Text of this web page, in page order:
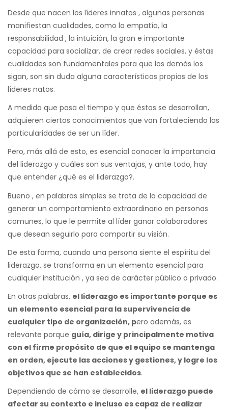
Desde que nacen los líderes innatos , algunas personas
manifiestan cualidades, como la empatía, la
responsabilidad , la intuición, la gran e importante
capacidad para socializar, de crear redes sociales, y éstas
cualidades son fundamentales para que los demás los
sigan, son sin duda alguna características propias de los
líderes natos.
A medida que pasa el tiempo y que éstos se desarrollan,
adquieren ciertos conocimientos que van fortaleciendo las
particularidades de ser un líder.
Pero, más allá de esto, es esencial conocer la importancia
del liderazgo y cuáles son sus ventajas, y ante todo, hay
que entender ¿qué es el liderazgo?.
Bueno , en palabras simples se trata de la capacidad de
generar un comportamiento extraordinario en personas
comunes, lo que le permite al líder ganar colaboradores
que desean seguirlo para compartir su visión.
De esta forma, cuando una persona siente el espíritu del
liderazgo, se transforma en un elemento esencial para
cualquier institución , ya sea de carácter público o privado.
En otras palabras, el liderazgo es importante porque es
un elemento esencial para la supervivencia de
cualquier tipo de organización, pero además, es
relevante porque guía, dirige y principalmente motiva
con el firme propósito de que el equipo se mantenga
en orden, ejecute las acciones y gestiones, y logre los
objetivos que se han establecidos.
Dependiendo de cómo se desarrolle, el liderazgo puede
afectar su contexto e incluso es capaz de realizar